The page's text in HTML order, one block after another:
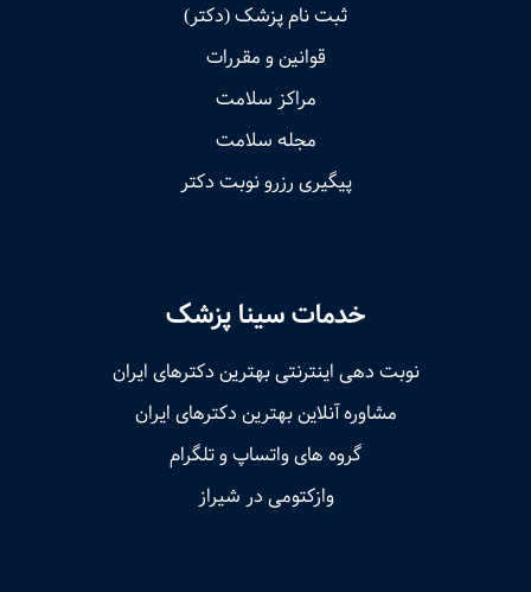
ثبت نام پزشک (دکتر)
قوانین و مقررات
مراکز سلامت
مجله سلامت
پیگیری رزرو نوبت دکتر
خدمات سینا پزشک
نوبت‌ دهی اینترنتی بهترین دکترهای ایران
مشاوره آنلاین بهترین دکترهای ایران
گروه های واتساپ و تلگرام
وازکتومی در شیراز